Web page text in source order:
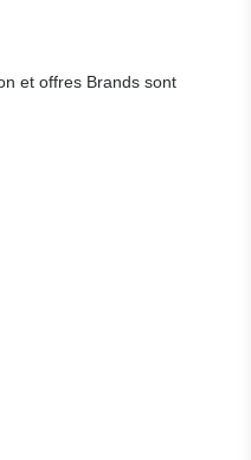
et offres Brands sont